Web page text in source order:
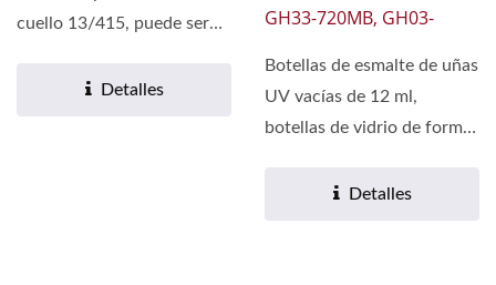
cuello 13/415, puede ser
Detalles
GH33-720MB, GH03-
Botellas de esmalte de uñas
UV vacías de 12 ml,
botellas de vidrio de forma
Detalles